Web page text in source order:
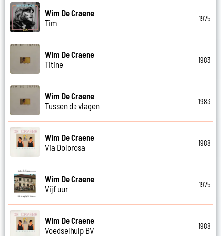
Wim De Craene
Tim
1975
Wim De Craene
Titine
1983
Wim De Craene
Tussen de vlagen
1983
Wim De Craene
Via Dolorosa
1988
Wim De Craene
Vijf uur
1975
Wim De Craene
Voedselhulp BV
1988